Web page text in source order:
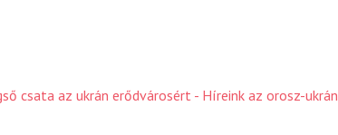
csata az ukrán erődvárosért - Híreink az orosz-ukrán